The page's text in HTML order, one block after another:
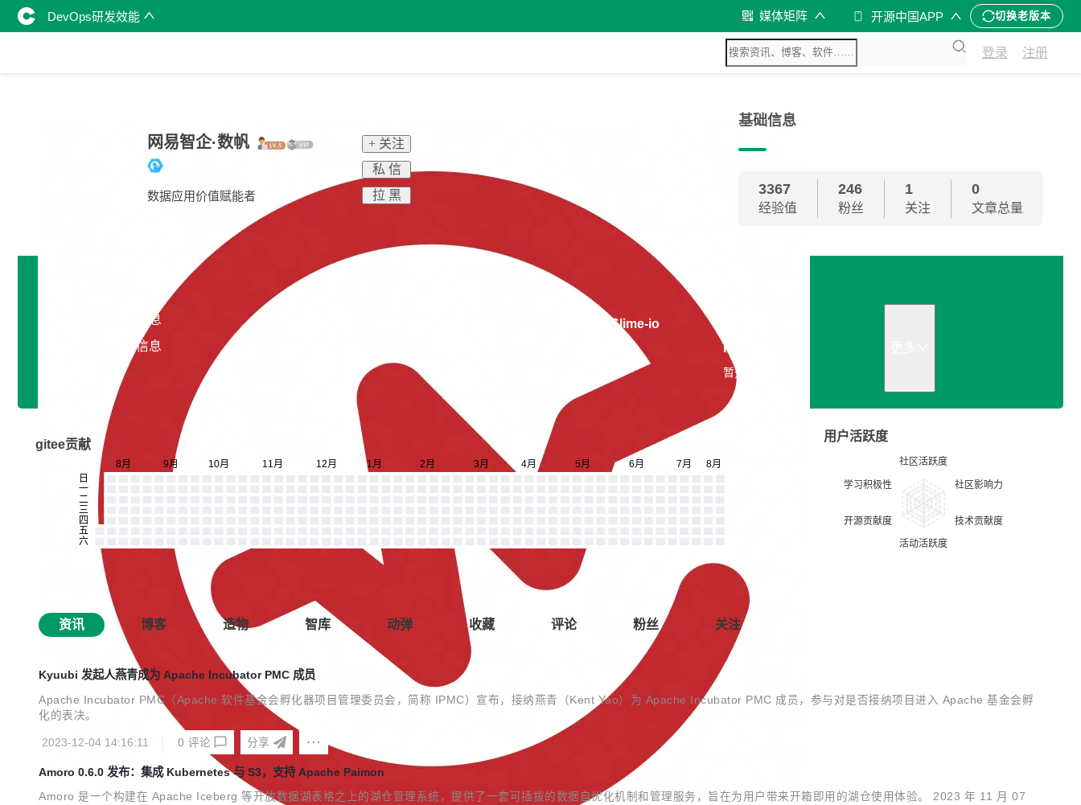
DevOps研发效能 媒体矩阵 开源中国APP 切换老版本
登录 注册
网易智企·数帆
数据应用价值赋能者
+ 关注
私 信
拉 黑
基础信息
3367
经验值
246
粉丝
1
关注
0
文章总量
专长领域：暂无信息
开发平台：暂无信息
Slime-io
Kyuubi
暂无描述
gitee贡献
用户活跃度
资讯 博客 造物 智库 动弹 收藏 评论 粉丝 关注
Kyuubi 发起人燕青成为 Apache Incubator PMC 成员
Apache Incubator PMC（Apache 软件基金会孵化器项目管理委员会，简称 IPMC）宣布，接纳燕青（Kent Yao）为 Apache Incubator PMC 成员，参与对是否接纳项目进入 Apache 基金会孵
化的表决。
2023-12-04 14:16:11 0 评论 分享
Amoro 0.6.0 发布：集成 Kubernetes 与 S3，支持 Apache Paimon
Amoro 是一个构建在 Apache Iceberg 等开放数据湖表格之上的湖仓管理系统，提供了一套可插拔的数据自优化机制和管理服务，旨在为用户带来开箱即用的湖仓使用体验。 2023 年 11 月 07